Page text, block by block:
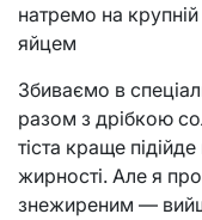
натремо на
яйцем
Збиваємо в
разом з дрібкою
тіста краще
жирності. Але я
знежиреним —